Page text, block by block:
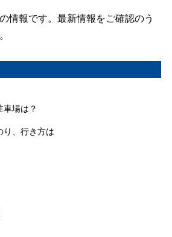
情報です。最新情報をご確認のう
車場は？
り、行き方は